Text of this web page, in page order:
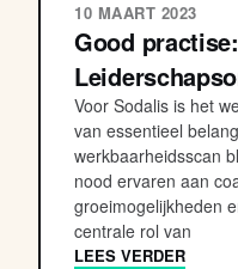
10 MAART 2023
Good practise:
Voor Sodalis is het
van essentieel
werkbaarheidsscan
nood ervaren aan
groeimogelijkheden
centrale rol van
LEES VERDER